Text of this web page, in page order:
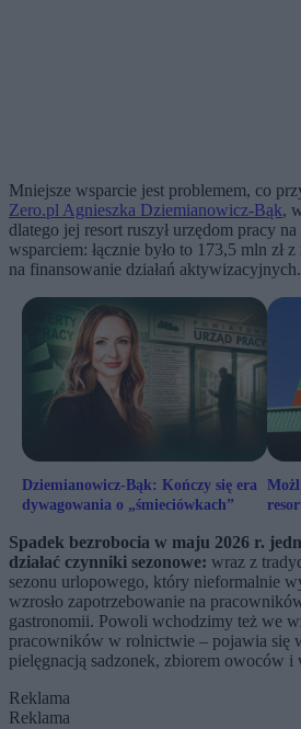
Mniejsze wsparcie jest problemem, co
Zero.pl Agnieszka Dziemianowicz-Bąk,
dlatego jej resort ruszył urzędom pracy
wsparciem: łącznie było to 173,5 mln zł
na finansowanie działań aktywizacyjnych.
Dziemianowicz-Bąk: Kończy się era
dywagowania o „śmieciówkach”
Spadek bezrobocia w maju 2026 r.
działać czynniki sezonowe: wraz z
sezonu urlopowego, który nieformalnie
wzrosło zapotrzebowanie na
gastronomii. Powoli wchodzimy też we
pracowników w rolnictwie – pojawia się
pielęgnacją sadzonek, zbiorem owoców i
Reklama
Reklama